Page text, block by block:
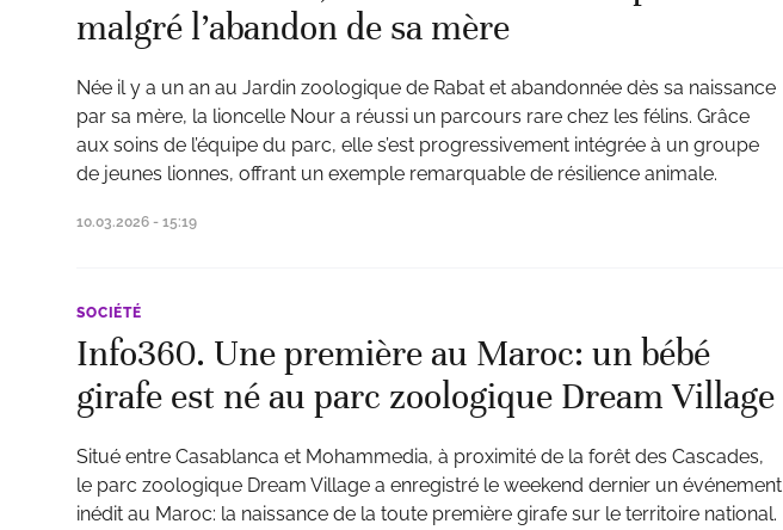
malgré l’abandon de sa mère
Née il y a un an au Jardin zoologique de Rabat et abandonnée dès sa naissance
par sa mère, la lioncelle Nour a réussi un parcours rare chez les félins. Grâce
aux soins de l’équipe du parc, elle s’est progressivement intégrée à un groupe
de jeunes lionnes, offrant un exemple remarquable de résilience animale.
10.03.2026 - 15:19
SOCIÉTÉ
Info360. Une première au Maroc: un bébé
girafe est né au parc zoologique Dream Village
Situé entre Casablanca et Mohammedia, à proximité de la forêt des Cascades,
le parc zoologique Dream Village a enregistré le weekend dernier un événement
inédit au Maroc: la naissance de la toute première girafe sur le territoire national.